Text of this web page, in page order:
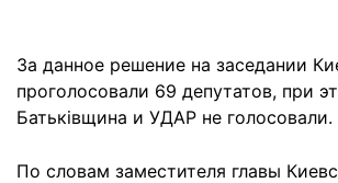
За данное решение на заседании
проголосовали 69 депутатов, при
Батьківщина и УДАР не голосовали.
По словам заместителя главы